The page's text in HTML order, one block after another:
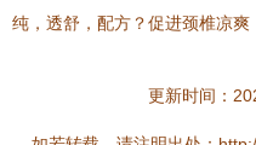
纯，透舒，配方？促进颈椎凉
更新时间：